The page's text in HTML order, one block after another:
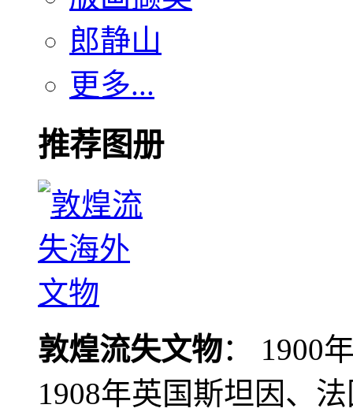
郎静山
更多...
推荐图册
敦煌流失文物： 1900
1908年英国斯坦因、